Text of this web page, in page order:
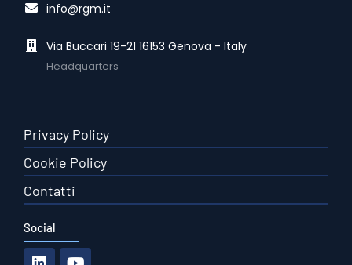
info@rgm.it
Via Buccari 19-21 16153 Genova - Italy
Headquarters
Privacy Policy
Cookie Policy
Contatti
Social